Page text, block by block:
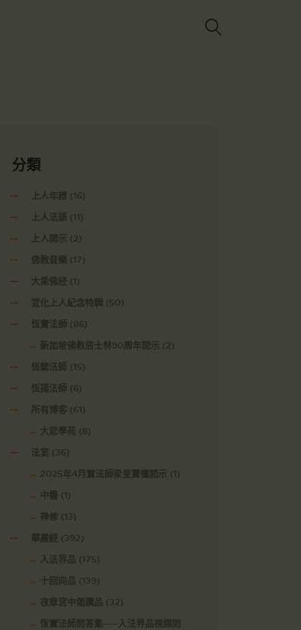
分類
上人年譜 (16)
上人法語 (11)
上人開示 (2)
佛教音樂 (17)
大乘佛经 (1)
宣化上人紀念特輯 (50)
恆實法師 (86)
新加坡佛教居士林90周年開示 (2)
恆懿法師 (15)
恆揚法師 (6)
所有博客 (61)
大悲學苑 (8)
法宴 (36)
2025年4月實法師梁皇寶懺開示 (1)
中醫 (1)
禅修 (13)
華嚴經 (392)
入法界品 (175)
十回向品 (139)
夜摩宮中偈讚品 (32)
恆實法師問答集——入法界品視頻問